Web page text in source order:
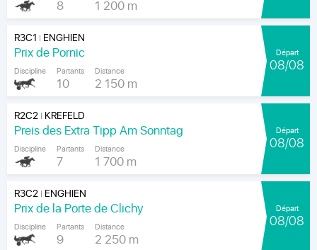
8 1 200 m
R3C1 | ENGHIEN
Prix de Pornic
Discipline Partants
10
Distance
2 150 m
Départ
08/08
R2C2| KREFELD
Preis des Extra Tipp Am Sonntag
Discipline Partants
7
Distance
1 700 m
Départ
08/08
R3C2| ENGHIEN
Prix de la Porte de Clichy
Discipline Partants
9
Distance
2 250 m
Départ
08/08